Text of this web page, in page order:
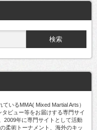
いるMMA( Mixed Martial Arts）
ビュー等をお届けする専門サイ
2009年に専門サイトとして活動
柔術トーナメント、海外のキッ